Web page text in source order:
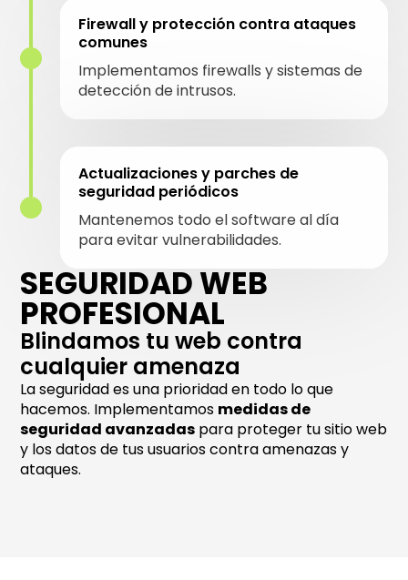
SEGURIDAD WEB
PROFESIONAL
Blindamos tu web contra
cualquier amenaza
La seguridad es una prioridad en todo lo que
hacemos. Implementamos medidas de
seguridad avanzadas para proteger tu sitio web
y los datos de tus usuarios contra amenazas y
ataques.
Firewall y protección contra ataques
comunes
Implementamos firewalls y sistemas de
detección de intrusos.
Actualizaciones y parches de
seguridad periódicos
Mantenemos todo el software al día
para evitar vulnerabilidades.